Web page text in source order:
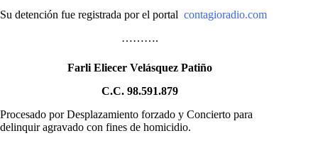
Su detención fue registrada por el portal contagioradio.com
……….
Farli Eliecer Velásquez Patiño
C.C. 98.591.879
Procesado por Desplazamiento forzado y Concierto para
delinquir agravado con fines de homicidio.